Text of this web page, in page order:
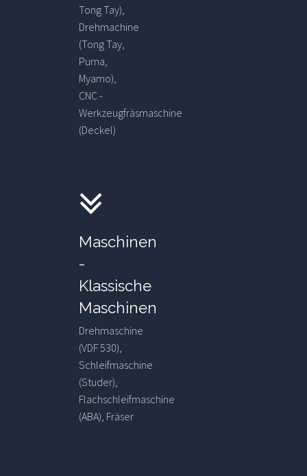
Tong Tay),
Drehmachine
(Tong Tay,
Puma,
Myamo),
CNC -
Werkzeugfräsmaschine
(Deckel)
Maschinen
-
Klassische
Maschinen
Drehmaschine
(VDF 530),
Schleifmaschine
(Studer),
Flachschleifmaschine
(ABA), Fräser